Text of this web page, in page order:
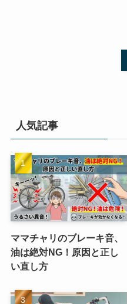
人気記事
ママチャリのブレーキ音、
油は絶対NG！原因と正し
い直し方